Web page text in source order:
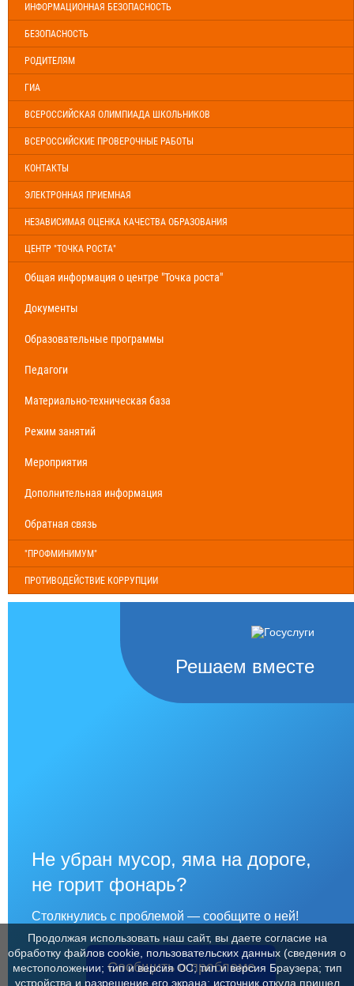
ИНФОРМАЦИОННАЯ БЕЗОПАСНОСТЬ
БЕЗОПАСНОСТЬ
РОДИТЕЛЯМ
ГИА
ВСЕРОССИЙСКАЯ ОЛИМПИАДА ШКОЛЬНИКОВ
ВСЕРОССИЙСКИЕ ПРОВЕРОЧНЫЕ РАБОТЫ
КОНТАКТЫ
ЭЛЕКТРОННАЯ ПРИЕМНАЯ
НЕЗАВИСИМАЯ ОЦЕНКА КАЧЕСТВА ОБРАЗОВАНИЯ
ЦЕНТР "ТОЧКА РОСТА"
Общая информация о центре "Точка роста"
Документы
Образовательные программы
Педагоги
Материально-техническая база
Режим занятий
Мероприятия
Дополнительная информация
Обратная связь
"ПРОФМИНИМУМ"
ПРОТИВОДЕЙСТВИЕ КОРРУПЦИИ
Решаем вместе
Не убран мусор, яма на дороге,
не горит фонарь?
Столкнулись с проблемой — сообщите о ней!
Сообщить о проблеме
Продолжая использовать наш сайт, вы даете согласие на
обработку файлов cookie, пользовательских данных (сведения о
местоположении; тип и версия ОС; тип и версия Браузера; тип
устройства и разрешение его экрана; источник откуда пришел